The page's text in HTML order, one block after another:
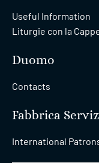
Useful Information
Liturgie con la
Duomo
Contacts
Fabbrica
International